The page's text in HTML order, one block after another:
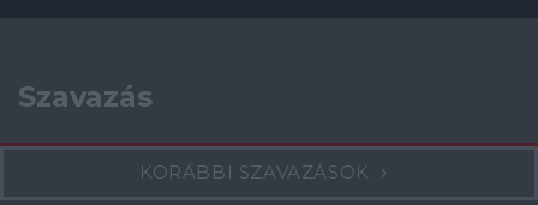
Szavazás
KORÁBBI SZAVAZÁSOK